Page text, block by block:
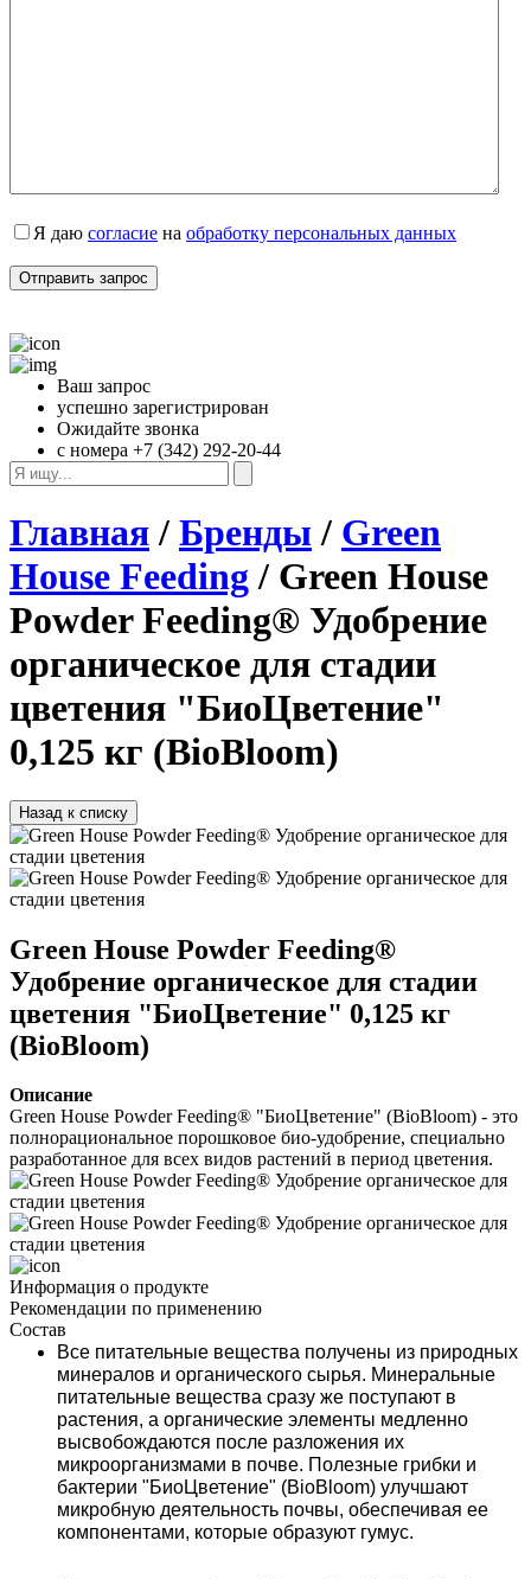
Я даю согласие на обработку персональных данных
Ваш запрос
успешно зарегистрирован
Ожидайте звонка
с номера +7 (342) 292-20-44
Главная/ Бренды/ Green
House Feeding/ Green House
Powder Feeding® Удобрение
органическое для стадии
цветения "БиоЦветение"
0,125 кг (BioBloom)
Назад к списку
Green House Powder Feeding®
Удобрение органическое для стадии
цветения "БиоЦветение" 0,125 кг
(BioBloom)
Описание
Green House Powder Feeding® "БиоЦветение" (BioBloom) - это
полнорациональное порошковое био-удобрение, специально
разработанное для всех видов растений в период цветения.
Информация о продукте
Рекомендации по применению
Состав
Все питательные вещества получены из природных
минералов и органического сырья. Минеральные
питательные вещества сразу же поступают в
растения, а органические элементы медленно
высвобождаются после разложения их
микроорганизмами в почве. Полезные грибки и
бактерии "БиоЦветение" (BioBloom) улучшают
микробную деятельность почвы, обеспечивая ее
компонентами, которые образуют гумус.